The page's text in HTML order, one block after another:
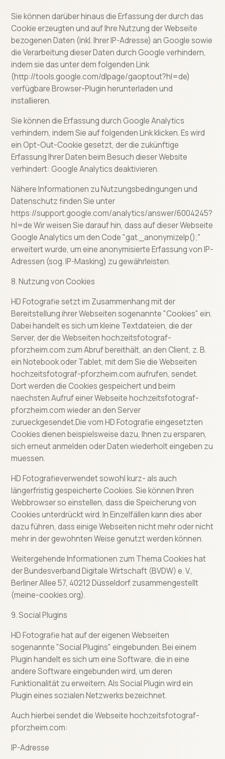
Sie können darüber hinaus die Erfassung der durch das
Cookie erzeugten und auf Ihre Nutzung der Webseite
bezogenen Daten (inkl. Ihrer IP-Adresse) an Google sowie
die Verarbeitung dieser Daten durch Google verhindern,
indem sie das unter dem folgenden Link
(http://tools.google.com/dlpage/gaoptout?hl=de)
verfügbare Browser-Plugin herunterladen und
installieren.
Sie können die Erfassung durch Google Analytics
verhindern, indem Sie auf folgenden Link klicken. Es wird
ein Opt-Out-Cookie gesetzt, der die zukünftige
Erfassung Ihrer Daten beim Besuch dieser Website
verhindert: Google Analytics deaktivieren.
Nähere Informationen zu Nutzungsbedingungen und
Datenschutz finden Sie unter
https://support.google.com/analytics/answer/6004245?
hl=de Wir weisen Sie darauf hin, dass auf dieser Webseite
Google Analytics um den Code "gat._anonymizeIp();"
erweitert wurde, um eine anonymisierte Erfassung von IP-
Adressen (sog. IP-Masking) zu gewährleisten.
8. Nutzung von Cookies
HD Fotografie setzt im Zusammenhang mit der
Bereitstellung ihrer Webseiten sogenannte "Cookies" ein.
Dabei handelt es sich um kleine Textdateien, die der
Server, der die Webseiten hochzeitsfotograf-
pforzheim.com zum Abruf bereithält, an den Client, z. B.
ein Notebook oder Tablet, mit dem Sie die Webseiten
hochzeitsfotograf-pforzheim.com aufrufen, sendet.
Dort werden die Cookies gespeichert und beim
naechsten Aufruf einer Webseite hochzeitsfotograf-
pforzheim.com wieder an den Server
zurueckgesendet.Die vom HD Fotografie eingesetzten
Cookies dienen beispielsweise dazu, Ihnen zu ersparen,
sich erneut anmelden oder Daten wiederholt eingeben zu
muessen.
HD Fotografieverwendet sowohl kurz- als auch
längerfristig gespeicherte Cookies. Sie können Ihren
Webbrowser so einstellen, dass die Speicherung von
Cookies unterdrückt wird. In Einzelfällen kann dies aber
dazu führen, dass einige Webseiten nicht mehr oder nicht
mehr in der gewohnten Weise genutzt werden können.
Weitergehende Informationen zum Thema Cookies hat
der Bundesverband Digitale Wirtschaft (BVDW) e. V.,
Berliner Allee 57, 40212 Düsseldorf zusammengestellt
(meine-cookies.org).
9. Social Plugins
HD Fotografie hat auf der eigenen Webseiten
sogenannte "Social Plugins" eingebunden. Bei einem
Plugin handelt es sich um eine Software, die in eine
andere Software eingebunden wird, um deren
Funktionalität zu erweitern. Als Social Plugin wird ein
Plugin eines sozialen Netzwerks bezeichnet.
Auch hierbei sendet die Webseite hochzeitsfotograf-
pforzheim.com:
IP-Adresse